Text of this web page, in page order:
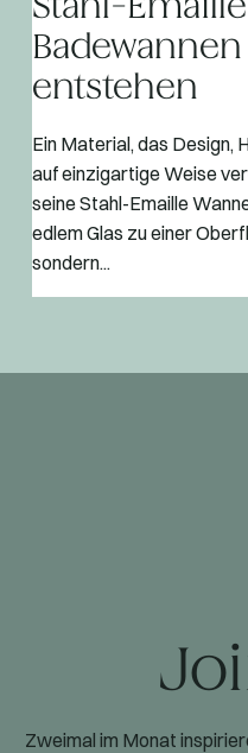
Stahl-
entstehen
Ein Material, das Design,
auf einzigartige Weise
seine Stahl-Emaille
edlem Glas zu einer
sondern...
Zweimal im Monat